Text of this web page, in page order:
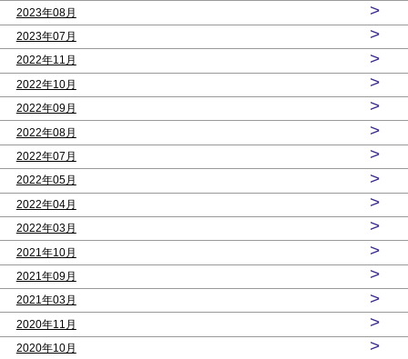
2023年08月 >
2023年07月 >
2022年11月 >
2022年10月 >
2022年09月 >
2022年08月 >
2022年07月 >
2022年05月 >
2022年04月 >
2022年03月 >
2021年10月 >
2021年09月 >
2021年03月 >
2020年11月 >
2020年10月 >